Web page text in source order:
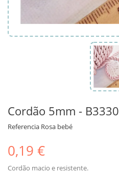
Cordão 5mm - B3330
Referencia Rosa bebé
0,19 €
Cordão macio e resistente.